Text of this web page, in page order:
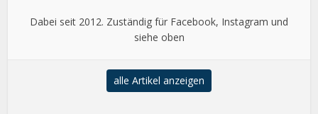
Dabei seit 2012. Zuständig für Facebook, Instagram und
siehe oben
alle Artikel anzeigen